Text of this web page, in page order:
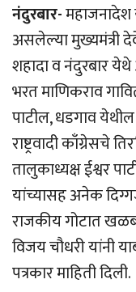
नंदुरबार-महाजनादेश
असलेल्या मुख्यमंत्री
शहादा व नंदुरबार
भरत माणिकराव
पाटील, धडगाव येथील
राष्ट्रवादी काँग्रेसचे
तालुकाध्यक्ष ईश्वर
यांच्यासह अनेक
राजकीय गोटात
विजय चौधरी यांनी
पत्रकार माहिती दिली.